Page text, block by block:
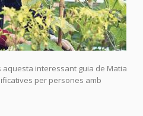
interessant guia de Matia
per persones amb